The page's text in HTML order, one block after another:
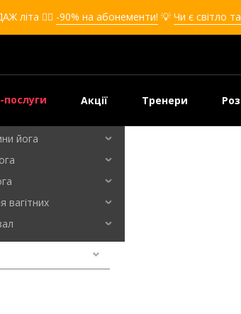
літа ❤️‍🔥 -90% на абонементи! 💡 Чи є світло
послуги
для дівчат
для дітей
для дівчат
для дітей
йога
вагітних
Акції Тренери